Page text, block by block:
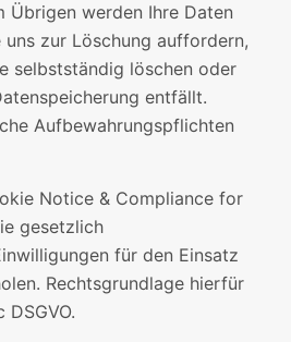
Übrigen werden Ihre Daten
zur Löschung auffordern,
selbstständig löschen oder
entfällt.
Aufbewahrungspflichten
Notice & Compliance for
gesetzlich
für den Einsatz
Rechtsgrundlage hierfür